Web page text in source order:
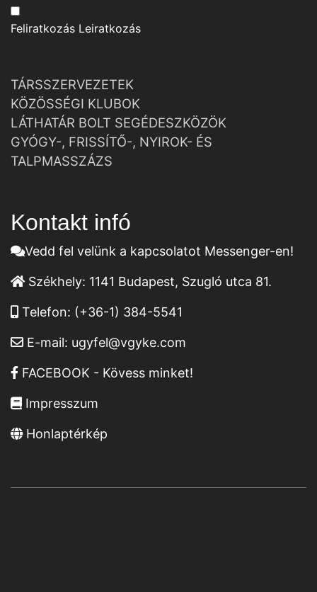
Feliratkozás Leiratkozás
TÁRSSZERVEZETEK
KÖZÖSSÉGI KLUBOK
LÁTHATÁR BOLT SEGÉDESZKÖZÖK
GYÓGY-, FRISSÍTŐ-, NYIROK- ÉS
TALPMASSZÁZS
Kontakt infó
Vedd fel velünk a kapcsolatot Messenger-en!
Székhely: 1141 Budapest, Szugló utca 81.
Telefon: (+36-1) 384-5541
E-mail: ugyfel@vgyke.com
FACEBOOK - Kövess minket!
Impresszum
Honlaptérkép